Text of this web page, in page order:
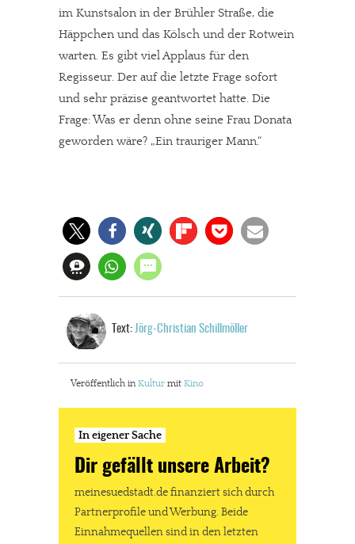
Werbung. Beide Einnahmequellen sind in den letzten Monaten
stark zurückgegangen.
Solltest Du unsere unabhängige Berichterstattung schätzen,
kannst Du uns mit einer kleinen Spende unterstützen.
Paypal - danke@meinesuedstadt.de
im Kunstsalon in der Brühler Straße, die
Häppchen und das Kölsch und der Rotwein
warten. Es gibt viel Applaus für den
Regisseur. Der auf die letzte Frage sofort
und sehr präzise geantwortet hatte. Die
Frage: Was er denn ohne seine Frau Donata
geworden wäre? „Ein trauriger Mann.“
Text: Jörg-Christian Schillmöller
Veröffentlich in Kultur mit Kino
In eigener Sache
Dir gefällt unsere Arbeit?
meinesuedstadt.de finanziert sich durch
Partnerprofile und Werbung. Beide
Einnahmequellen sind in den letzten